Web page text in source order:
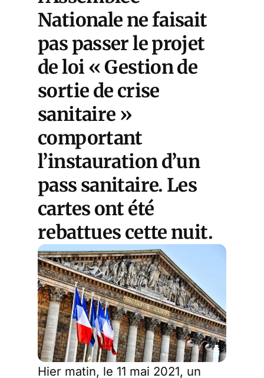
Nationale ne faisait
pas passer le projet
de loi « Gestion de
sortie de crise
sanitaire »
comportant
l’instauration d’un
pass sanitaire. Les
cartes ont été
rebattues cette nuit.
Hier matin, le 11 mai 2021, un